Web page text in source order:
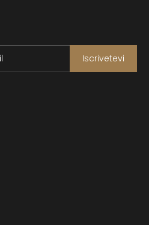
Iscrivetevi